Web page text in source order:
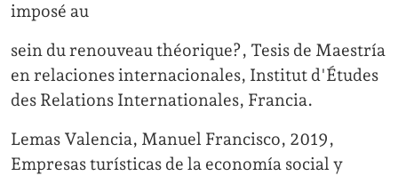
imposé au
sein du renouveau théorique?, Tesis de Maestría
en relaciones internacionales, Institut d'Études
des Relations Internationales, Francia.
Lemas Valencia, Manuel Francisco, 2019,
Empresas turísticas de la economía social y